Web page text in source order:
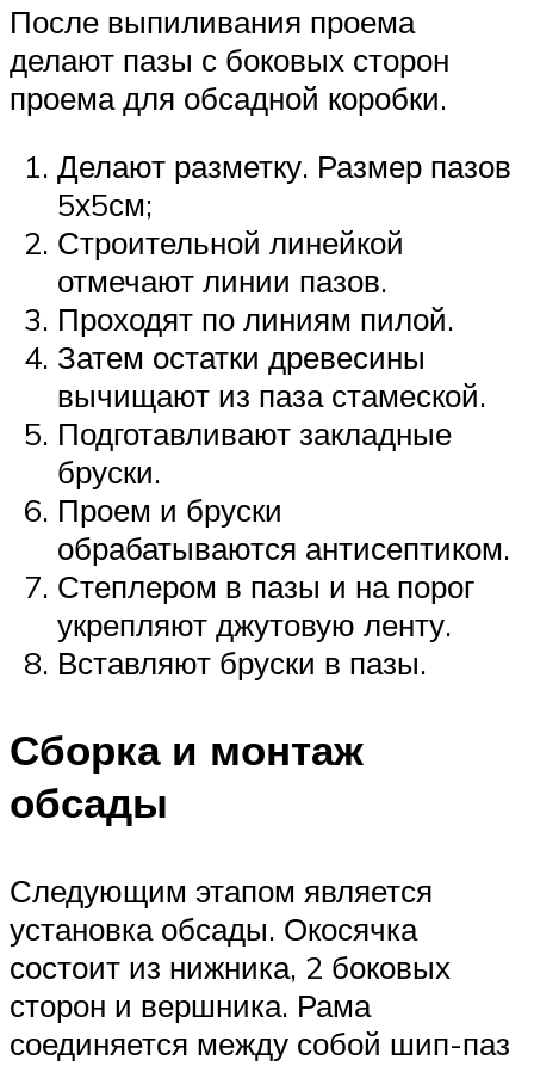
После выпиливания проема
делают пазы с боковых сторон
проема для обсадной коробки.
Делают разметку. Размер пазов
5х5см;
Строительной линейкой
отмечают линии пазов.
Проходят по линиям пилой.
Затем остатки древесины
вычищают из паза стамеской.
Подготавливают закладные
бруски.
Проем и бруски
обрабатываются антисептиком.
Степлером в пазы и на порог
укрепляют джутовую ленту.
Вставляют бруски в пазы.
Сборка и монтаж
обсады
Следующим этапом является
установка обсады. Окосячка
состоит из нижника, 2 боковых
сторон и вершника. Рама
соединяется между собой шип-паз